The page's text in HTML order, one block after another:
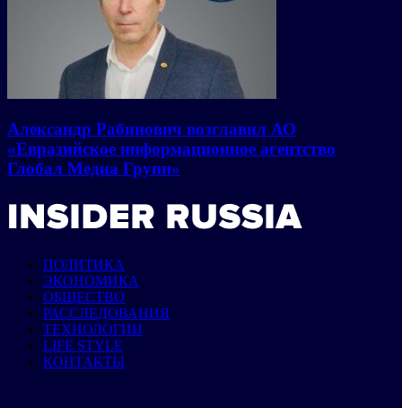
Александр Рабинович возглавил АО
«Евразийское информационное агентство
Глобал Медиа Групп»
ПОЛИТИКА
ЭКОНОМИКА
ОБЩЕСТВО
РАССЛЕДОВАНИЯ
ТЕХНОЛОГИИ
LIFE STYLE
КОНТАКТЫ